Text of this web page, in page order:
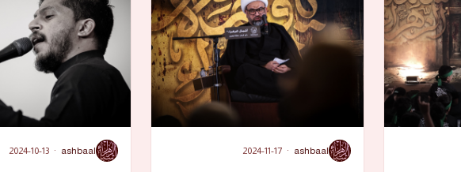
A
ashbaal
·
2024-11-17
A
ashbaal
·
2024-10-13